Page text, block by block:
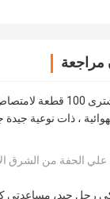
مراجعة
اشترى 100 قطعة
، ذات نوعية
رجل جيد، مساعدتي